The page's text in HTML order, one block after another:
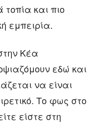
και πιο
εμπειρία.
Κέα
εδώ και
να είναι
Το φως στο
είστε στη